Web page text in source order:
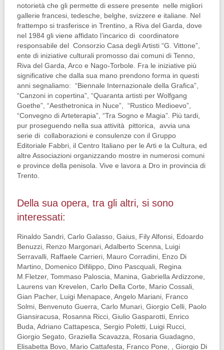
notorietà che gli permette di essere presente nelle migliori
gallerie francesi, tedesche, belghe, svizzere e italiane. Nel
frattempo si trasferisce in Trentino, a Riva del Garda, dove
nel 1984 gli viene affidato l’incarico di coordinatore
responsabile del Consorzio Casa degli Artisti “G. Vittone”,
ente di iniziative culturali promosso dai comuni di Tenno,
Riva del Garda, Arco e Nago-Torbole. Fra le iniziative più
significative che dalla sua mano prendono forma in questi
anni segnaliamo: “Biennale Internazionale della Grafica”,
“Canzoni in copertina”, “Quaranta artisti per Wolfgang
Goethe”, “Aesthetronica in Nuce”, “Rustico Medioevo”,
“Convegno di Arteterapia”, “Tra Sogno e Magia”. Più tardi,
pur proseguendo nella sua attività pittorica, avvia una
serie di collaborazioni e consulenze con il Gruppo
Editoriale Fabbri, il Centro Italiano per le Arti e la Cultura, ed
altre Associazioni organizzando mostre in numerosi comuni
e province della penisola. Vive e lavora a Dro in provincia di
Trento.
Della sua opera, tra gli altri, si sono
interessati:
Rinaldo Sandri, Carlo Galasso, Gaius, Fily Alfonsi, Edoardo
Benuzzi, Renzo Margonari, Adalberto Scenna, Luigi
Serravalli, Raffaele Carrieri, Mauro Corradini, Enzo Di
Martino, Domenico Difilippo, Dino Pascquali, Regina
M.Fletzer, Tommaso Paloscia, Manina, Gabriella Ardizzone,
Laurens van Krevelen, Carlo Della Corte, Mario Cossali,
Gian Pacher, Luigi Menapace, Angelo Mariani, Franco
Solmi, Benvenuto Guerra, Carlo Munari, Giorgio Celli, Paolo
Giansiracusa, Rosanna Ricci, Giulio Gasparotti, Enrico
Buda, Adriano Cattapesca, Sergio Poletti, Luigi Rucci,
Giorgio Segato, Graziella Scavazza, Rosaria Guadagno,
Elisabetta Bovo, Mario Cattafesta, Franco Pone, , Giorgio Di